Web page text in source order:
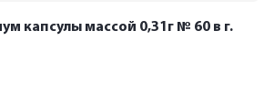
капсулы массой 0,31г № 60 в г.